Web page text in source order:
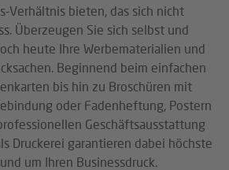
Verhältnis bieten, das sich nicht
Überzeugen Sie sich selbst und
heute Ihre Werbematerialien und
Beginnend beim einfachen
bis hin zu Broschüren mit
oder Fadenheftung, Postern
Geschäftsausstattung
Druckerei garantieren dabei höchste
um Ihren Businessdruck.